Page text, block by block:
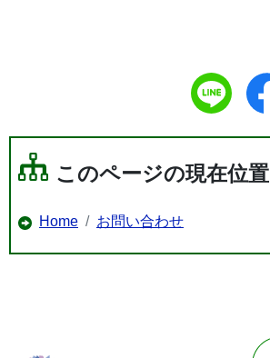
このページの現在位置
Home お問い合わせ